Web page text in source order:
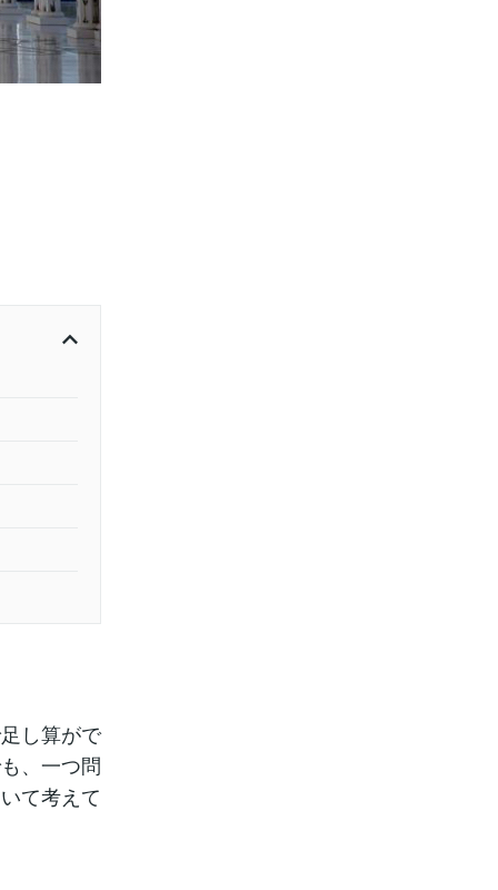
し算がで
、一つ問
て考えて